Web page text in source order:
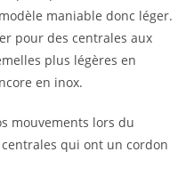
maniable donc léger.
pour des centrales aux
plus légères en
en inox.
mouvements lors du
qui ont un cordon